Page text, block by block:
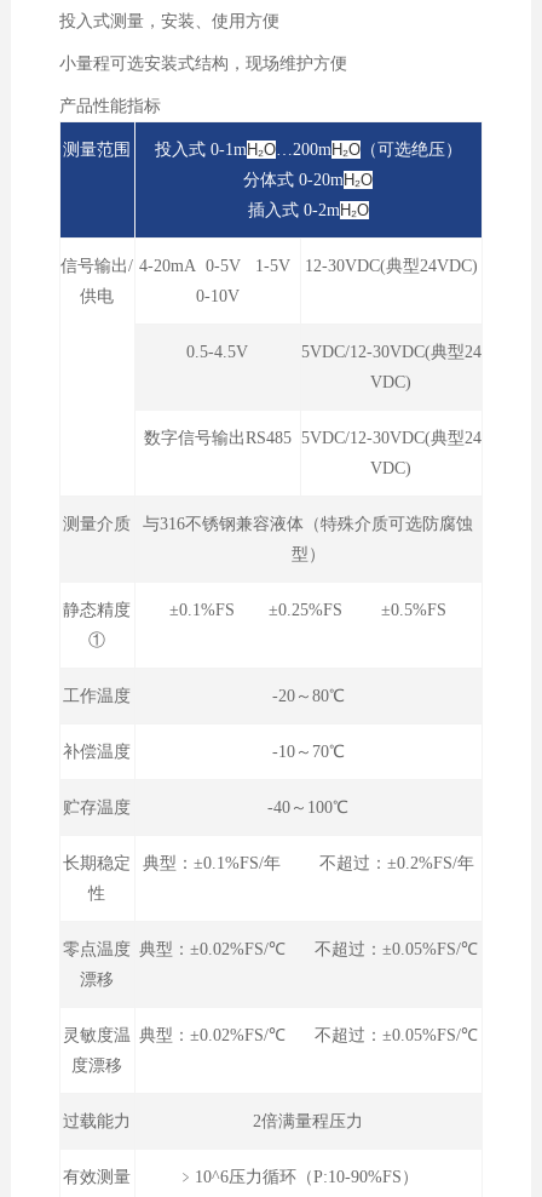
投入式测量，安装、使用方便
小量程可选安装式结构，现场维护方便
产品性能指标
测量范围 投入式 0-1mH₂O…200mH₂O（可选绝压）
分体式 0-20mH₂O
插入式 0-2mH₂O
信号输出/
供电
4-20mA 0-5V 1-5V
0-10V
12-30VDC(典型24VDC)
0.5-4.5V
5VDC/12-30VDC(典型24
VDC)
数字信号输出RS485 5VDC/12-30VDC(典型24
VDC)
测量介质
与316不锈钢兼容液体（特殊介质可选防腐蚀
型）
静态精度
①
±0.1%FS ±0.25%FS ±0.5%FS
工作温度 -20～80℃
补偿温度 -10～70℃
贮存温度 -40～100℃
长期稳定
性
典型：±0.1%FS/年 不超过：±0.2%FS/年
零点温度
漂移
典型：±0.02%FS/℃ 不超过：±0.05%FS/℃
灵敏度温
度漂移
典型：±0.02%FS/℃ 不超过：±0.05%FS/℃
过载能力 2倍满量程压力
有效测量
﹥10^6压力循环（P:10-90%FS）